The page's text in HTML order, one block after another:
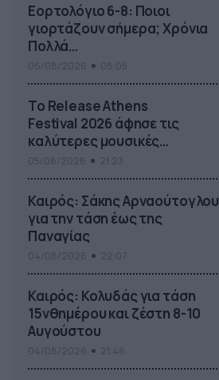
Εορτολόγιο 6-8: Ποιοι
γιορτάζουν σήμερα; Χρόνια
Πολλά…
Το Release Athens
Festival 2026 άφησε τις
καλύτερες μουσικές
αναμνήσεις
Καιρός: Σάκης Αρναούτογλου
για την τάση έως της
Παναγίας
Καιρός: Κολυδάς για τάση
15νθημέρου και ζέστη 8-10
Αυγούστου